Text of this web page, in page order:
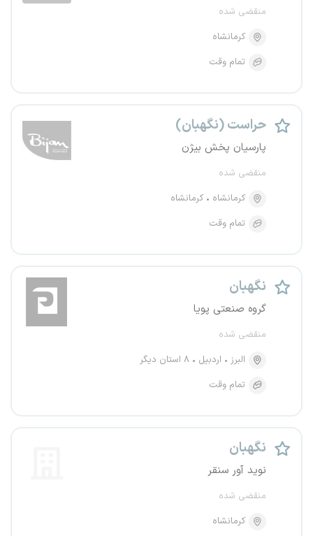
منقضی شده
کرمانشاه
تمام وقت
حراست (نگهبان)
پارسیان پخش بیژن
منقضی شده
کرمانشاه
کرمانشاه
تمام وقت
نگهبان
گروه صنعتی پویا
منقضی شده
البرز
اردبیل
۸ استان دیگر
تمام وقت
نگهبان
نوید آور سنقر
منقضی شده
کرمانشاه